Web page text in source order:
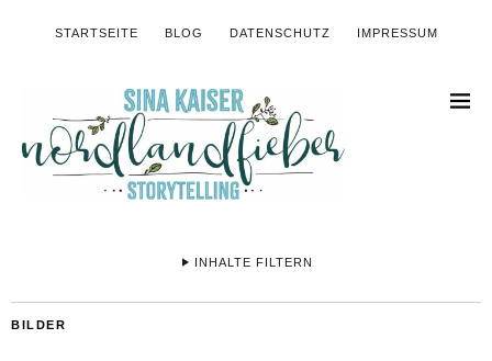
STARTSEITE BLOG DATENSCHUTZ IMPRESSUM
INHALTE FILTERN
BILDER